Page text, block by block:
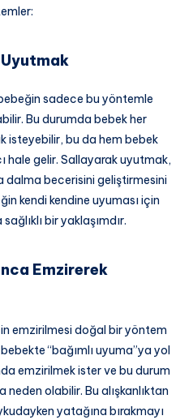
sadece bu yöntemle
Bu durumda bebek her
isteyebilir, bu da hem bebek
hale gelir. Sallayarak uyutmak,
dalma becerisini geliştirmesini
kendi kendine uyuması için
bir yaklaşımdır.
Emzirerek
emzirilmesi doğal bir yöntem
“bağımlı uyuma”ya yol
emzirilmek ister ve bu durum
olabilir. Bu alışkanlıktan
yatağına bırakmayı